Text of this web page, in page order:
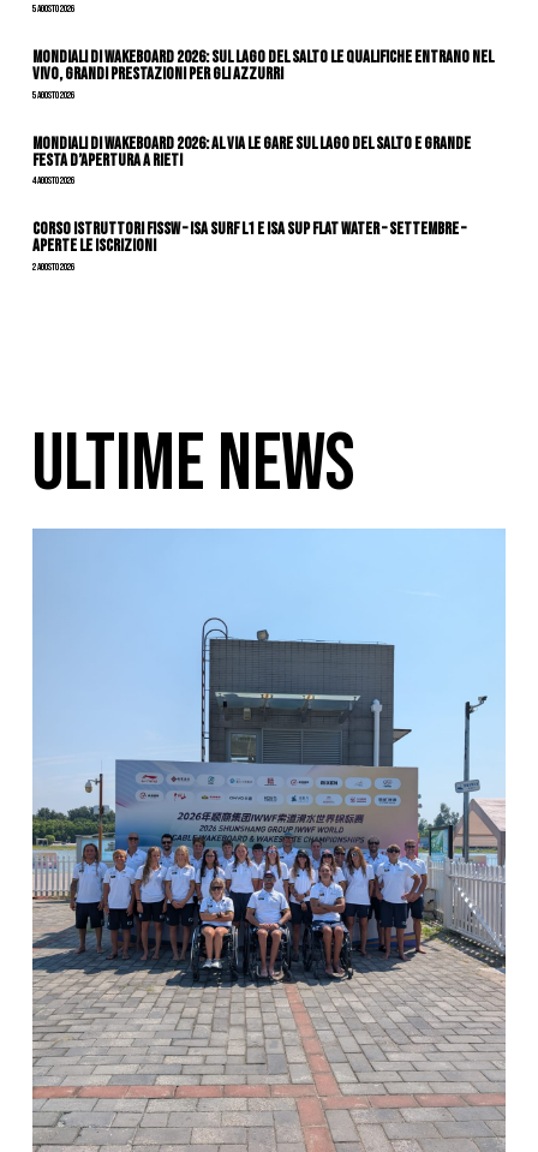
5 Agosto 2026
Mondiali di Wakeboard 2026: sul Lago del Salto le qualifiche entrano nel
vivo, grandi prestazioni per gli azzurri
5 Agosto 2026
Mondiali di Wakeboard 2026: al via le gare sul Lago del Salto e grande
festa d’apertura a Rieti
4 Agosto 2026
CORSO ISTRUTTORI FISSW – ISA SURF L1 e ISA SUP Flat Water – SETTEMBRE –
APERTE LE ISCRIZIONI
2 Agosto 2026
ULTIME NEWS